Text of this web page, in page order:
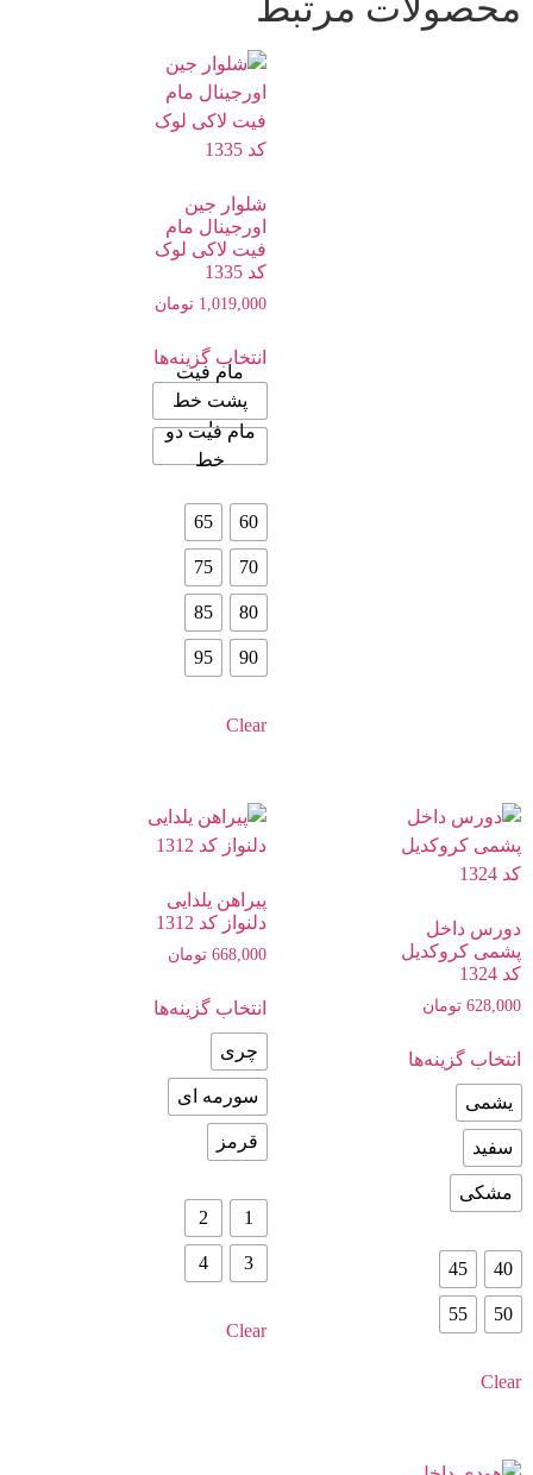
شلوار جین
اورجینال مام
فیت لاکی لوک
کد 1335
1,019,000 تومان
انتخاب گزینه‌ها
مام فیت
پشت خط
دار
مام فیت دو
خط
60
65
70
75
80
85
90
95
Clear
دورس داخل
پشمی کروکدیل
کد 1324
628,000 تومان
انتخاب گزینه‌ها
یشمی
سفید
مشکی
40
45
50
55
Clear
پیراهن یلدایی
دلنواز کد 1312
668,000 تومان
انتخاب گزینه‌ها
چری
سورمه ای
قرمز
1
2
3
4
Clear